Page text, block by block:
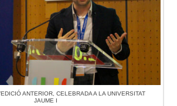
ANTERIOR, CELEBRADA A LA UNIVERSITAT
JAUME I